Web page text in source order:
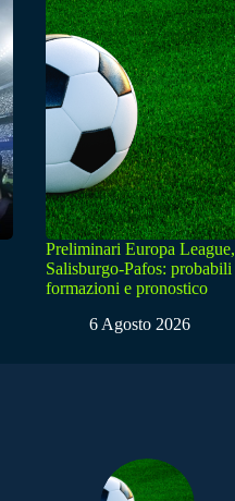
Preliminari Europa League,
Salisburgo-Pafos: probabili
formazioni e pronostico
6 Agosto 2026